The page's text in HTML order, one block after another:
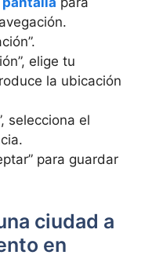
elige tu
la ubicación
selecciona el
para guardar
ciudad a
en